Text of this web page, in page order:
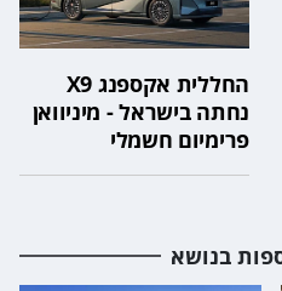
החללית אקספנג X9
נחתה בישראל - מיניוואן
פרימיום חשמלי
בנושא